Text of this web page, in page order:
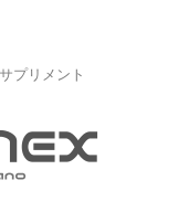
プリメント